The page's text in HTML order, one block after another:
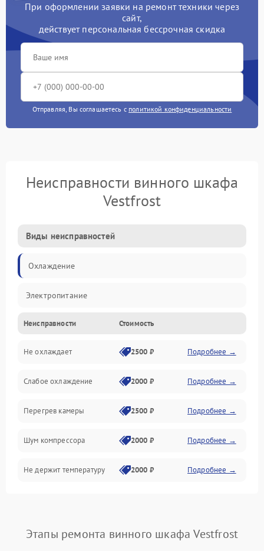
При оформлении заявки на ремонт техники через
сайт,
действует персональная бессрочная скидка
Отправляя, Вы соглашаетесь с политикой конфиденциальности
Неисправности винного шкафа
Vestfrost
Виды неисправностей
Охлаждение
Электропитание
Неисправности Стоимость
Не охлаждает 2500 ₽ Подробнее →
Слабое охлаждение 2000 ₽ Подробнее →
Перегрев камеры 2500 ₽ Подробнее →
Шум компрессора 2000 ₽ Подробнее →
Не держит температуру 2000 ₽ Подробнее →
Этапы ремонта винного шкафа Vestfrost